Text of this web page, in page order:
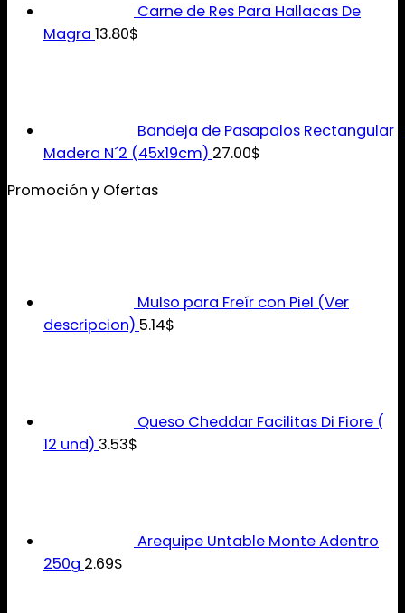
Carne de Res Para Hallacas De
Magra 13.80$
Bandeja de Pasapalos Rectangular
Madera N´2 (45x19cm) 27.00$
Promoción y Ofertas
Mulso para Freír con Piel (Ver
descripcion) 5.14$
Queso Cheddar Facilitas Di Fiore (
12 und) 3.53$
Arequipe Untable Monte Adentro
250g 2.69$